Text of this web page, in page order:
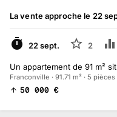
À VENIR
La vente approche le 22
22 sept. 2
Un appartement de 91 m²
Franconville · 91.71 m² · 5
50 000 €